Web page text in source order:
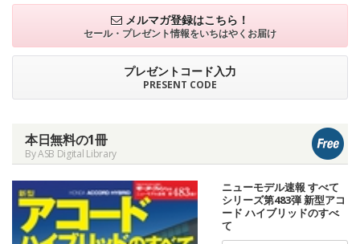
メルマガ登録はこちら！
セール・プレゼント情報をいちはやくお届け
プレゼントコード入力
PRESENT CODE
本日無料の1冊
By ASB Digital Library
ニューモデル速報 すべて
シリーズ第483弾 新型アコ
ード ハイブリッドのすべ
て